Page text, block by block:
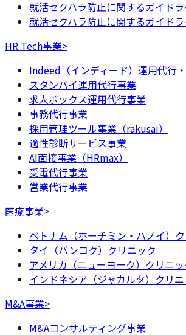
就活セクハラ防止に関するガイドラ
就活セクハラ防止に関するガイドラ
HR Tech事業>
Indeed（インディード）運用代行
スタンバイ運用代行事業
求人ボックス運用代行事業
事務代行事業
採用管理ツール事業（rakusai）
適性診断サービス事業
AI面接事業（HRmax）
受電代行事業
営業代行事業
医療事業>
ベトナム（ホーチミン・ハノイ）
タイ（バンコク）クリニック
アメリカ（ニューヨーク）クリニッ
インドネシア（ジャカルタ）クリ
M&A事業>
M&Aコンサルティング事業